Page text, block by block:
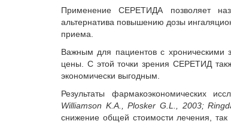
Применение СЕРЕТИДА позволяет
альтернатива повышению дозы
приема.
Важным для пациентов с хроническими
цены. С этой точки зрения СЕРЕТИД
экономически выгодным.
Результаты фармакоэкономических
Williamson K.A., Plosker G.L., 2003;
снижение общей стоимости лечения,